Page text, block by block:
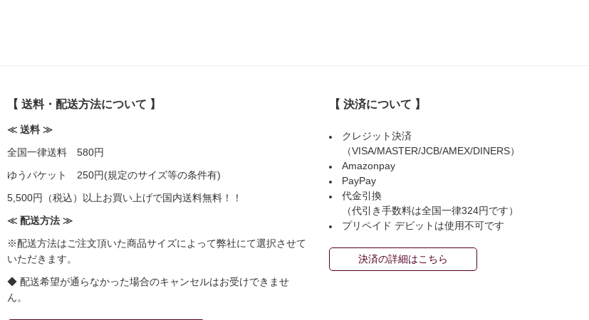
【 送料・配送方法について 】
≪ 送料 ≫
全国一律送料 580円
ゆうパケット 250円(規定のサイズ等の条件有)
5,500円（税込）以上お買い上げで国内送料無料！！
≪ 配送方法 ≫
※配送方法はご注文頂いた商品サイズによって弊社にて選択させて
いただきます。
◆ 配送希望が通らなかった場合のキャンセルはお受けできませ
ん。
【 決済について 】
クレジット決済
（VISA/MASTER/JCB/AMEX/DINERS）
Amazonpay
PayPay
代金引換
（代引き手数料は全国一律324円です）
プリペイド デビットは使用不可です
決済の詳細はこちら